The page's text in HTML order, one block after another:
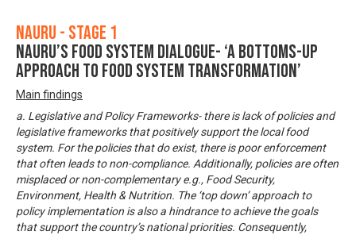
Nauru - Stage 1
Nauru’s Food System Dialogue- ‘A bottoms-up
approach to food system transformation’
Main findings
a. Legislative and Policy Frameworks- there is lack of policies and
legislative frameworks that positively support the local food
system. For the policies that do exist, there is poor enforcement
that often leads to non-compliance. Additionally, policies are often
misplaced or non-complementary e.g., Food Security,
Environment, Health & Nutrition. The ‘top down’ approach to
policy implementation is also a hindrance to achieve the goals
that support the country’s national priorities. Consequently,